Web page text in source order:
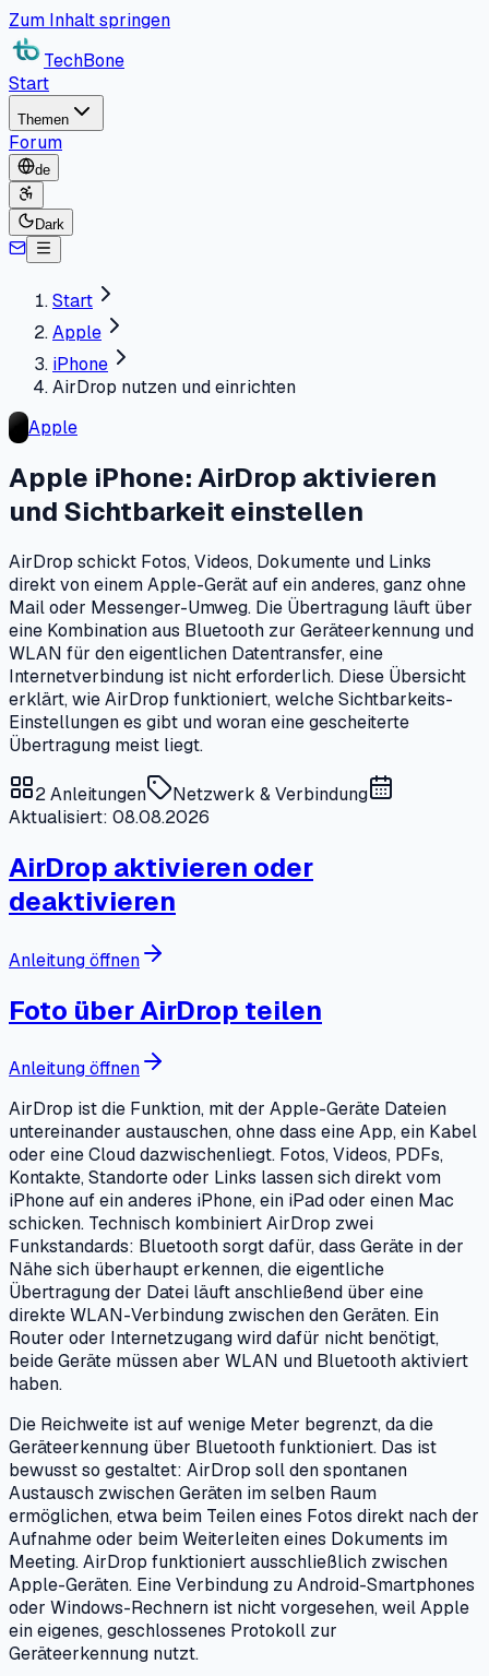
Zum Inhalt springen
TechBone
Start
Themen
Forum
de
Dark
Start
Apple
iPhone
AirDrop nutzen und einrichten
Apple
Apple iPhone: AirDrop aktivieren
und Sichtbarkeit einstellen
AirDrop schickt Fotos, Videos, Dokumente und Links
direkt von einem Apple-Gerät auf ein anderes, ganz ohne
Mail oder Messenger-Umweg. Die Übertragung läuft über
eine Kombination aus Bluetooth zur Geräteerkennung und
WLAN für den eigentlichen Datentransfer, eine
Internetverbindung ist nicht erforderlich. Diese Übersicht
erklärt, wie AirDrop funktioniert, welche Sichtbarkeits-
Einstellungen es gibt und woran eine gescheiterte
Übertragung meist liegt.
2Anleitungen
Netzwerk & Verbindung
Aktualisiert: 08.08.2026
AirDrop aktivieren oder
deaktivieren
Anleitung öffnen
Foto über AirDrop teilen
Anleitung öffnen
AirDrop ist die Funktion, mit der Apple-Geräte Dateien
untereinander austauschen, ohne dass eine App, ein Kabel
oder eine Cloud dazwischenliegt. Fotos, Videos, PDFs,
Kontakte, Standorte oder Links lassen sich direkt vom
iPhone auf ein anderes iPhone, ein iPad oder einen Mac
schicken. Technisch kombiniert AirDrop zwei
Funkstandards: Bluetooth sorgt dafür, dass Geräte in der
Nähe sich überhaupt erkennen, die eigentliche
Übertragung der Datei läuft anschließend über eine
direkte WLAN-Verbindung zwischen den Geräten. Ein
Router oder Internetzugang wird dafür nicht benötigt,
beide Geräte müssen aber WLAN und Bluetooth aktiviert
haben.
Die Reichweite ist auf wenige Meter begrenzt, da die
Geräteerkennung über Bluetooth funktioniert. Das ist
bewusst so gestaltet: AirDrop soll den spontanen
Austausch zwischen Geräten im selben Raum
ermöglichen, etwa beim Teilen eines Fotos direkt nach der
Aufnahme oder beim Weiterleiten eines Dokuments im
Meeting. AirDrop funktioniert ausschließlich zwischen
Apple-Geräten. Eine Verbindung zu Android-Smartphones
oder Windows-Rechnern ist nicht vorgesehen, weil Apple
ein eigenes, geschlossenes Protokoll zur
Geräteerkennung nutzt.